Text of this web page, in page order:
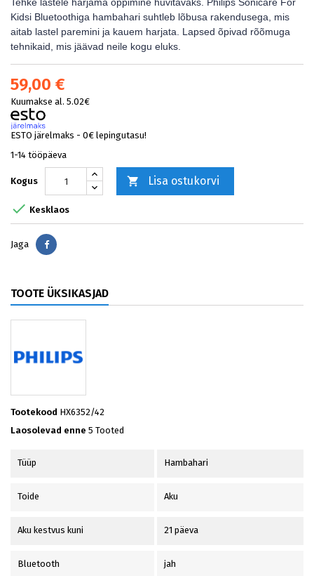
Kidsi Bluetoothiga hambahari suhtleb lõbusa rakendusega, mis
aitab lastel paremini ja kauem harjata. Lapsed õpivad rõõmuga
tehnikaid, mis jäävad neile kogu eluks.
59,00 €
Kuumakse al. 5.02€
ESTO järelmaks - 0€ lepingutasu!
1-14 tööpäeva
Kogus  Lisa ostukorvi
 Kesklaos
Jaga Jaga
TOOTE ÜKSIKASJAD
Tootekood HX6352/42
Laosolevad enne 5 Tooted
Tüüp Hambahari
Toide Aku
Aku kestvus kuni 21 päeva
Bluetooth jah